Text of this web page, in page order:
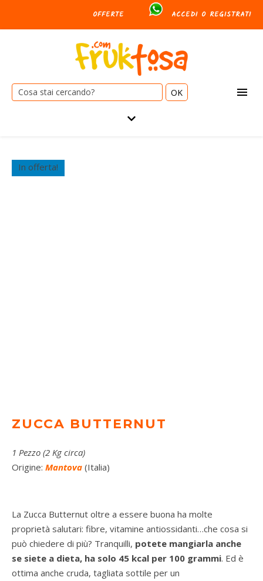
OFFERTE ACCEDI O REGISTRATI
Cerca:
In offerta!
ZUCCA BUTTERNUT
1 Pezzo (2 Kg circa)
Origine: Mantova (Italia)
La Zucca Butternut oltre a essere buona ha molte
proprietà salutari: fibre, vitamine antiossidanti…che cosa si
può chiedere di più? Tranquilli, potete mangiarla anche
se siete a dieta, ha solo 45 kcal per 100 grammi. Ed è
ottima anche cruda, tagliata sottile per un